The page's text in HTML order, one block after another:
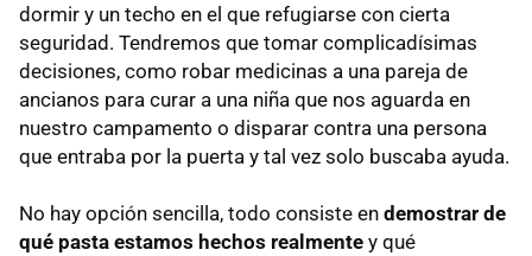
dormir y un techo en el que refugiarse con cierta
seguridad. Tendremos que tomar complicadísimas
decisiones, como robar medicinas a una pareja de
ancianos para curar a una niña que nos aguarda en
nuestro campamento o disparar contra una persona
que entraba por la puerta y tal vez solo buscaba ayuda.
No hay opción sencilla, todo consiste en demostrar de
qué pasta estamos hechos realmente y qué